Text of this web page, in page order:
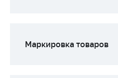
Маркировка товаров